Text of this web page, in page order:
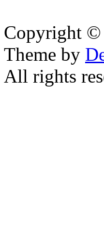
Copyright ©
Theme by
All rights